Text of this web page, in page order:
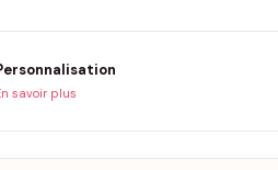
savoir plus